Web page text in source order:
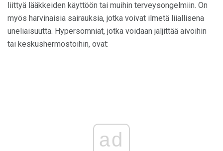
liittyä lääkkeiden käyttöön tai muihin terveysongelmiin. On
myös harvinaisia ​​sairauksia, jotka voivat ilmetä liiallisena
uneliaisuutta. Hypersomniat, jotka voidaan jäljittää aivoihin
tai keskushermostoihin, ovat:
ad